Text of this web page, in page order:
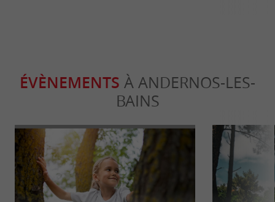
ÉVÈNEMENTS À ANDERNOS-LES-
BAINS